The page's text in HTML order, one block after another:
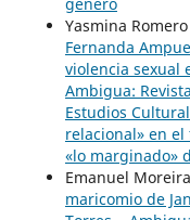
Yasmina
Fernanda
violencia sexual
Ambigua:
Estudios
relacional» en
«lo marginado»
Emanuel
maricomio de